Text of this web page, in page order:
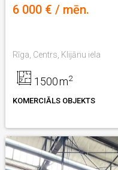
6 000 € / mēn.
Rīga, Centrs, Klijānu iela
1500m2
KOMERCIĀLS OBJEKTS